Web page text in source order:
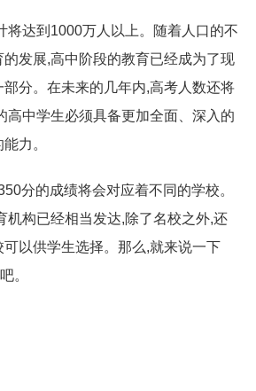
将达到1000万人以上。随着人口的不
的发展,高中阶段的教育已经成为了现
分。在未来的几年内,高考人数还将
高中学生必须具备更加全面、深入的
力。
分的成绩将会对应着不同的学校。
机构已经相当发达,除了名校之外,还
以供学生选择。那么,就来说一下
。